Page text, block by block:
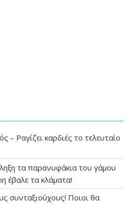
– Ραγίζει καρδιές το τελευταίο
τα παρανυφάκια του γάμου
έβαλε τα κλάματα!
συνταξιούχους! Ποιοι θα